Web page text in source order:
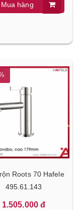
Mua hàng
Roots 70 Hafele
495.61.143
1.505.000 đ